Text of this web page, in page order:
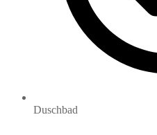
Duschbad